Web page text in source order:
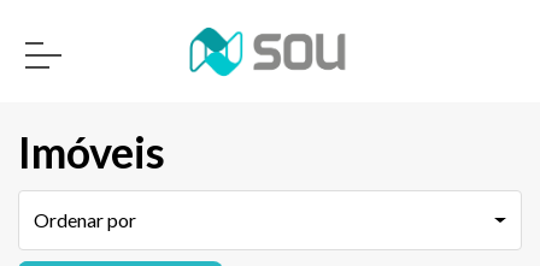
Imóveis
Ordenar por